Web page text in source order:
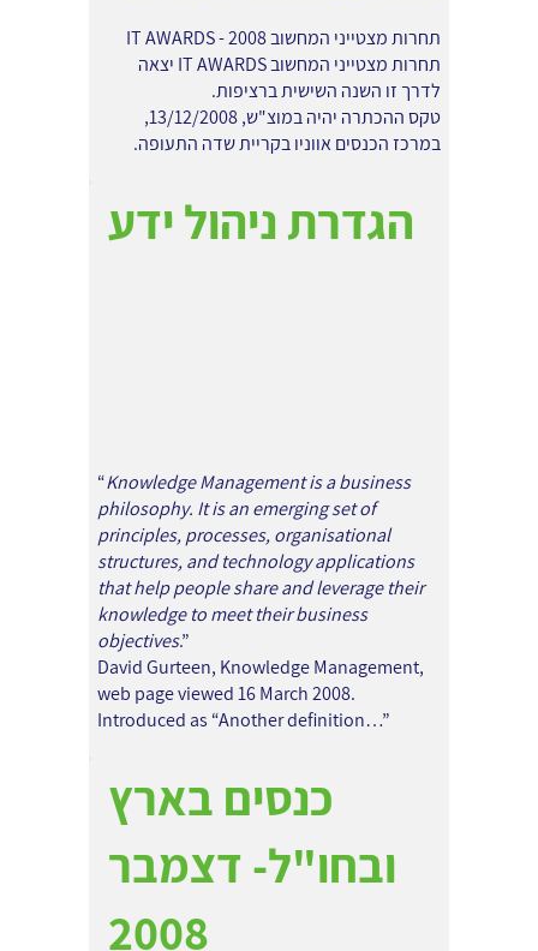
תחרות מצטייני המחשוב 2008 - IT AWARDS
תחרות מצטייני המחשוב IT AWARDS יצאה
לדרך זו השנה השישית ברציפות.
טקס ההכתרה יהיה במוצ"ש, 13/12/2008,
במרכז הכנסים אווניו בקריית שדה התעופה.
הגדרת ניהול ידע
“Knowledge Management is a business
philosophy. It is an emerging set of
principles, processes, organisational
structures, and technology applications
that help people share and leverage their
knowledge to meet their business
objectives.”
David Gurteen, Knowledge Management,
web page viewed 16 March 2008.
Introduced as “Another definition…”
כנסים בארץ
ובחו"ל- דצמבר
2008